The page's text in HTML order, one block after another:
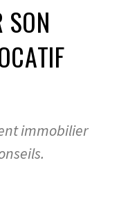
SON
immobilier